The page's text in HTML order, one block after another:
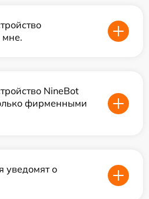
мне.
NineBot
фирменными
уведомят о